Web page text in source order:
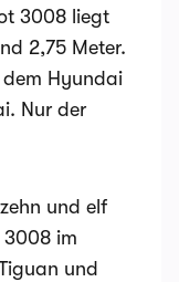
3008 liegt
2,75 Meter.
dem Hyundai
Nur der
und elf
3008 im
und